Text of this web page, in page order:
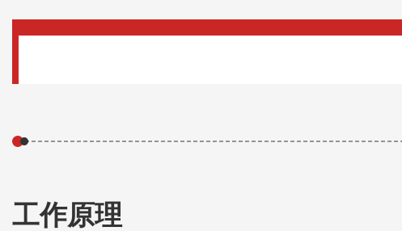
工作原理